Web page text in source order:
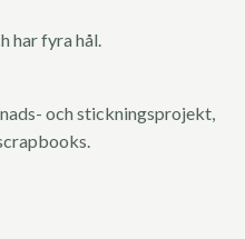
har fyra hål.
och stickningsprojekt,